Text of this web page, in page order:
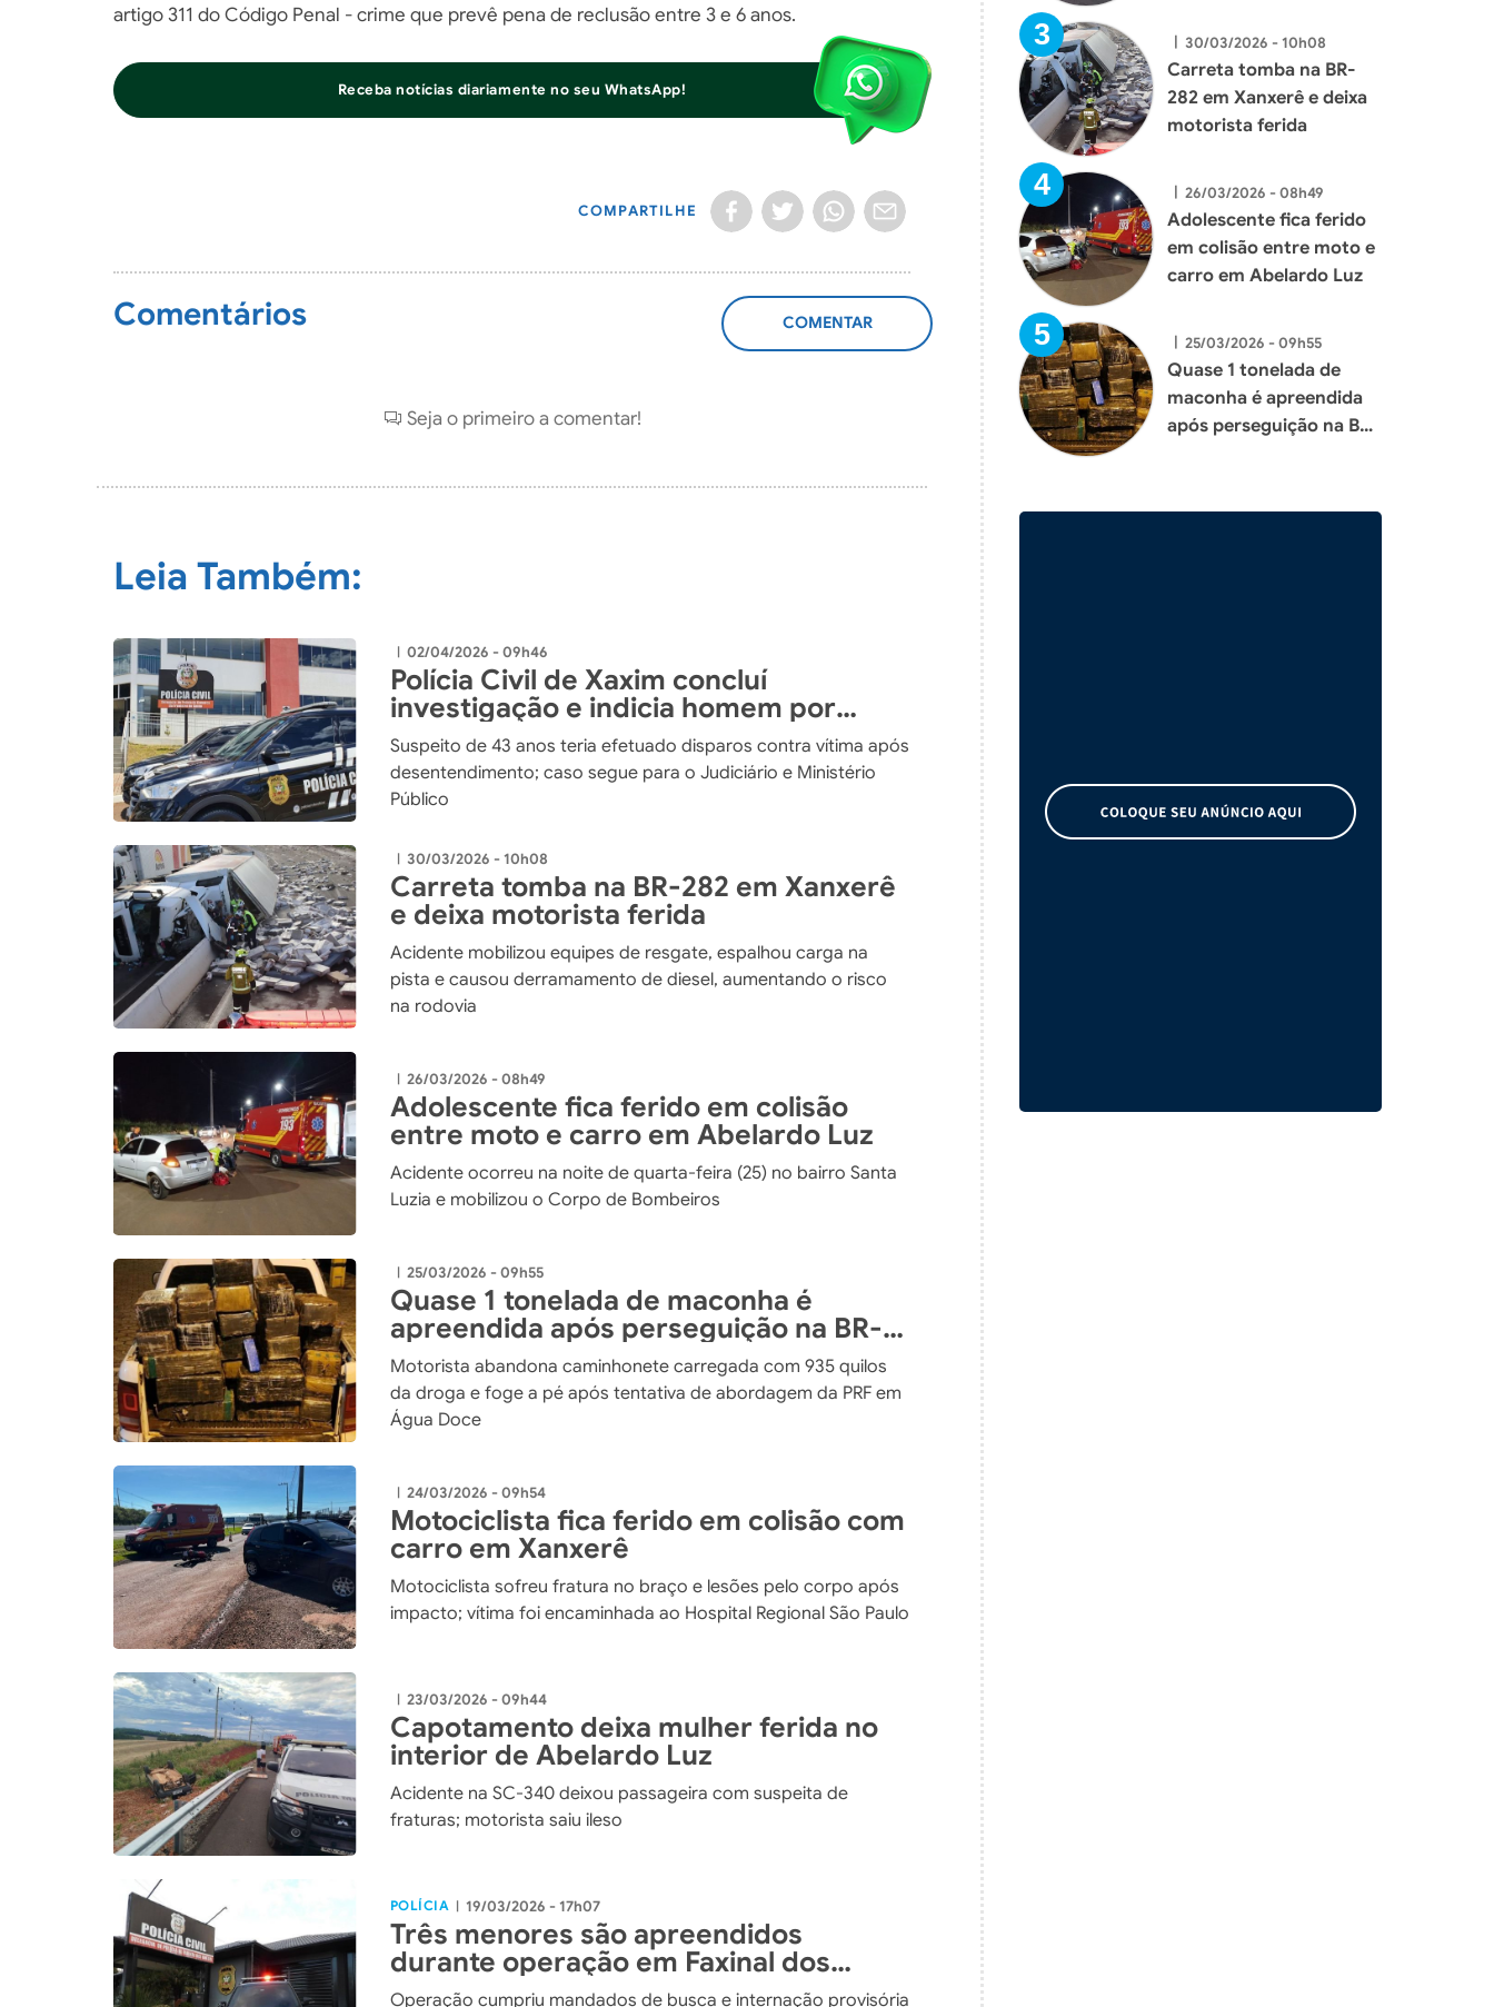
artigo 311 do Código Penal - crime que prevê pena de reclusão entre 3 e 6 anos.
Receba notícias diariamente no seu WhatsApp!
COMPARTILHE
Comentários
ADICIONAR
COMENTÁRIO
Seja o primeiro a comentar!
Leia Também:
| 02/04/2026 - 09h46
Polícia Civil de Xaxim concluí
investigação e indicia homem por
tentativa de homicídio
Suspeito de 43 anos teria efetuado disparos contra vítima após
desentendimento; caso segue para o Judiciário e Ministério
Público
| 30/03/2026 - 10h08
Carreta tomba na BR-282 em Xanxerê
e deixa motorista ferida
Acidente mobilizou equipes de resgate, espalhou carga na
pista e causou derramamento de diesel, aumentando o risco
na rodovia
| 26/03/2026 - 08h49
Adolescente fica ferido em colisão
entre moto e carro em Abelardo Luz
Acidente ocorreu na noite de quarta-feira (25) no bairro Santa
Luzia e mobilizou o Corpo de Bombeiros
| 25/03/2026 - 09h55
Quase 1 tonelada de maconha é
apreendida após perseguição na BR-
153
Motorista abandona caminhonete carregada com 935 quilos
da droga e foge a pé após tentativa de abordagem da PRF em
Água Doce
| 24/03/2026 - 09h54
Motociclista fica ferido em colisão com
carro em Xanxerê
Motociclista sofreu fratura no braço e lesões pelo corpo após
impacto; vítima foi encaminhada ao Hospital Regional São Paulo
| 23/03/2026 - 09h44
Capotamento deixa mulher ferida no
interior de Abelardo Luz
Acidente na SC-340 deixou passageira com suspeita de
fraturas; motorista saiu ileso
POLÍCIA | 19/03/2026 - 17h07
Três menores são apreendidos
durante operação em Faxinal dos
Guedes
Operação cumpriu mandados de busca e internação provisória
| 30/03/2026 - 10h08
Carreta tomba na BR-
282 em Xanxerê e deixa
motorista ferida
| 26/03/2026 - 08h49
Adolescente fica ferido
em colisão entre moto e
carro em Abelardo Luz
| 25/03/2026 - 09h55
Quase 1 tonelada de
maconha é apreendida
após perseguição na BR-